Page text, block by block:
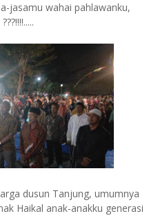
jasamu wahai pahlawanku,
dusun Tanjung, umumnya
Haikal anak-anakku generasi